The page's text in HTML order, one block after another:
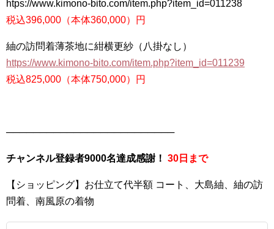
htps://www.kimono-bito.com/item.php?item_id=011238
税込396,000（本体360,000）円
紬の訪問着薄茶地に紺横更紗（八掛なし）
https://www.kimono-bito.com/item.php?item_id=011239
税込825,000（本体750,000）円
─────────────────────────
チャンネル登録者9000名達成感謝！ 30日まで
【ショッピング】お仕立て代半額 コート、大島紬、紬の訪
問着、南風原の着物